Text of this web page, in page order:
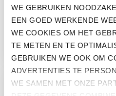
WE GEBRUIKEN
EEN GOED WERKENDE
WE COOKIES OM HET
TE METEN EN TE
GEBRUIKEN WE OOK OM
ADVERTENTIES TE
WE SAMEN MET ONZE
BEFRANK LANCEERT
”MIJN PENSIOEN”
PERS
GA NAAR “BEFRANK